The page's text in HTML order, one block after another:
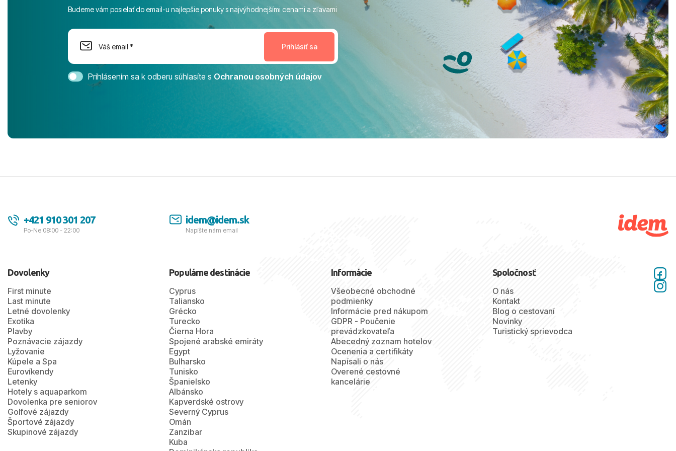
na moment nenudil, no zároveň bol
dostatok priestoru na dokonalý relax. ​
Magic Life Jacaranda môžeme s čistým
svedomím odporučiť každému, kto hľadá
bezstarostnú dovolenku na vysokej
úrovni. Všetko bolo zabezpečené na
tešíme, kam s nami vyrazíte nabudúce!
Ďakujeme za skvelé spomienky. ​S
pozdravom a prianím mnohých ďalších
Budeme vám posielať do email-u najlepšie ponuky s najvýhodnejšími cenami a zľavami
Prihlásením sa k odberu súhlasíte s Ochranou osobných údajov
+421 910 301 207
Po-Ne 08:00 - 22:00
idem@idem.sk
Napíšte nám email
Dovolenky
First minute
Last minute
Letné dovolenky
Exotika
Plavby
Poznávacie zájazdy
Lyžovanie
Kúpele a Spa
Eurovíkendy
Letenky
Hotely s aquaparkom
Dovolenka pre seniorov
Golfové zájazdy
Športové zájazdy
Skupinové zájazdy
Populárne destinácie
Cyprus
Taliansko
Grécko
Turecko
Čierna Hora
Spojené arabské emiráty
Egypt
Bulharsko
Tunisko
Španielsko
Albánsko
Kapverdské ostrovy
Severný Cyprus
Omán
Zanzibar
Kuba
Informácie
Všeobecné obchodné
podmienky
Informácie pred nákupom
GDPR - Poučenie
prevádzkovateľa
Abecedný zoznam hotelov
Ocenenia a certifikáty
Napísali o nás
Overené cestovné
kancelárie
Spoločnosť
O nás
Kontakt
Blog o cestovaní
Novinky
Turistický sprievodca